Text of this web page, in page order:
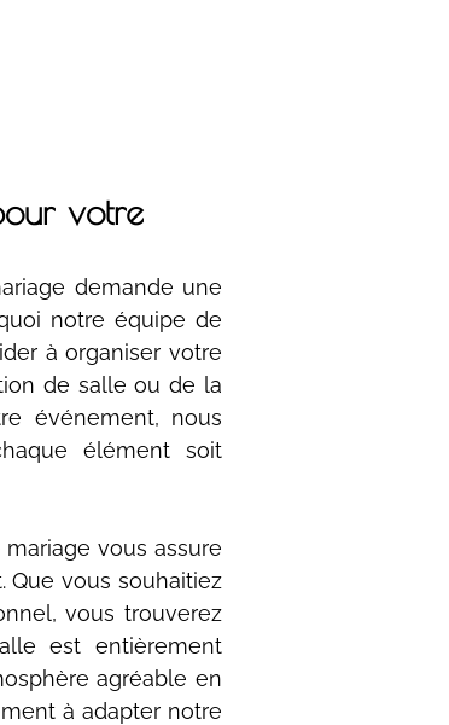
votre
demande une
notre équipe de
à organiser votre
de salle ou de la
événement, nous
élément soit
vous assure
vous souhaitiez
vous trouverez
est entièrement
agréable en
à adapter notre